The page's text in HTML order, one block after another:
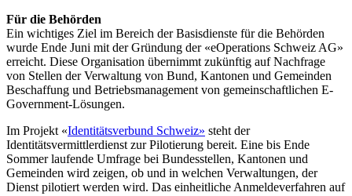
Für die Behörden
Ein wichtiges Ziel im Bereich der Basisdienste für die Behörden
wurde Ende Juni mit der Gründung der «eOperations Schweiz AG»
erreicht. Diese Organisation übernimmt zukünftig auf Nachfrage
von Stellen der Verwaltung von Bund, Kantonen und Gemeinden
Beschaffung und Betriebsmanagement von gemeinschaftlichen E-
Government-Lösungen.
Im Projekt «Identitätsverbund Schweiz» steht der
Identitätsvermittlerdienst zur Pilotierung bereit. Eine bis Ende
Sommer laufende Umfrage bei Bundesstellen, Kantonen und
Gemeinden wird zeigen, ob und in welchen Verwaltungen, der
Dienst pilotiert werden wird. Das einheitliche Anmeldeverfahren auf